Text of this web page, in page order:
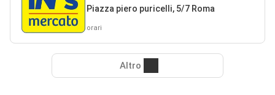
Piazza piero puricelli, 5/7 Roma
orari
Altro